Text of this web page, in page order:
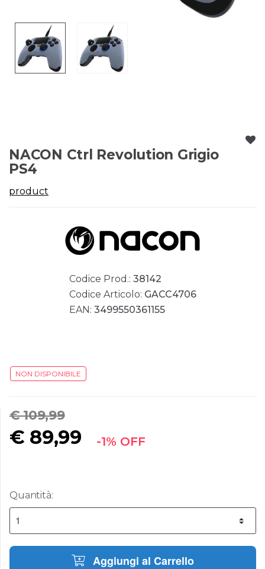
NACON Ctrl Revolution Grigio
PS4
product
Codice Prod.: 38142
Codice Articolo: GACC4706
EAN: 3499550361155
NON DISPONIBILE
€ 109,99
€ 89,99 -1% OFF
Quantità:
Aggiungi al Carrello